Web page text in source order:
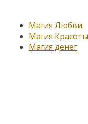
Магия Любви
Магия Красоты
Магия денег